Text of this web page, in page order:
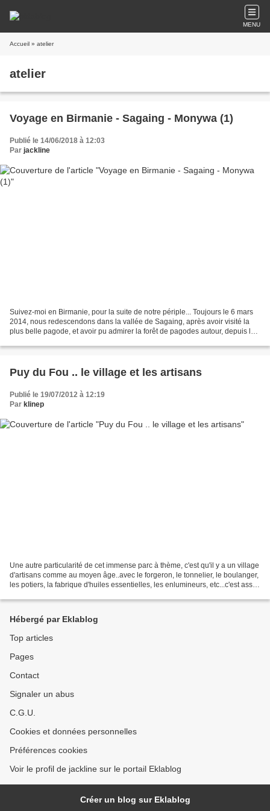
MENU
Accueil » atelier
atelier
Voyage en Birmanie - Sagaing - Monywa (1)
Publié le 14/06/2018 à 12:03
Par jackline
Suivez-moi en Birmanie, pour la suite de notre périple... Toujours le 6 mars
2014, nous redescendons dans la vallée de Sagaing, après avoir visité la
plus belle pagode, et avoir pu admirer la forêt de pagodes autour, depuis la
Puy du Fou .. le village et les artisans
Publié le 19/07/2012 à 12:19
Par klinep
Une autre particularité de cet immense parc à thème, c'est qu'il y a un village
d'artisans comme au moyen âge..avec le forgeron, le tonnelier, le boulanger,
les potiers, la fabrique d'huiles essentielles, les enlumineurs, etc...c'est assez
Hébergé par Eklablog
Top articles
Pages
Contact
Signaler un abus
C.G.U.
Cookies et données personnelles
Préférences cookies
Voir le profil de jackline sur le portail Eklablog
Créer un blog sur Eklablog